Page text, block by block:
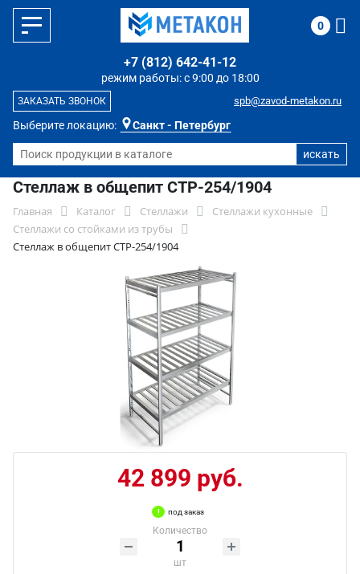
Выберите локацию: Санкт - Петербург
режим работы: с 9:00 до 18:00
+7 (812) 642-41-12
spb@zavod-metakon.ru
ЗАКАЗАТЬ ЗВОНОК
0
Стеллаж в общепит СТР-254/1904
Главная Каталог Стеллажи
Стеллажи кухонные
Стеллажи со стойками из трубы
Стеллаж в общепит СТР-254/1904
42 899 руб.
под заказ
Количество
шт